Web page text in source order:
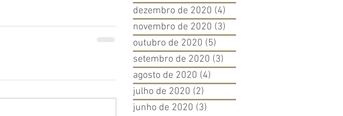
dezembro de 2020 (4)
novembro de 2020 (3)
outubro de 2020 (5)
setembro de 2020 (3)
agosto de 2020 (4)
julho de 2020 (2)
junho de 2020 (3)